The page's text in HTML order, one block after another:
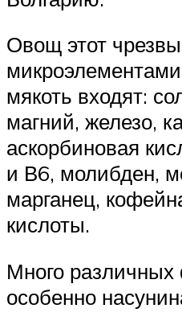
Овощ этот
мякоть входят:
магний, железо,
аскорбиновая
и В6, молибден,
марганец,
кислоты.
Много
особенно